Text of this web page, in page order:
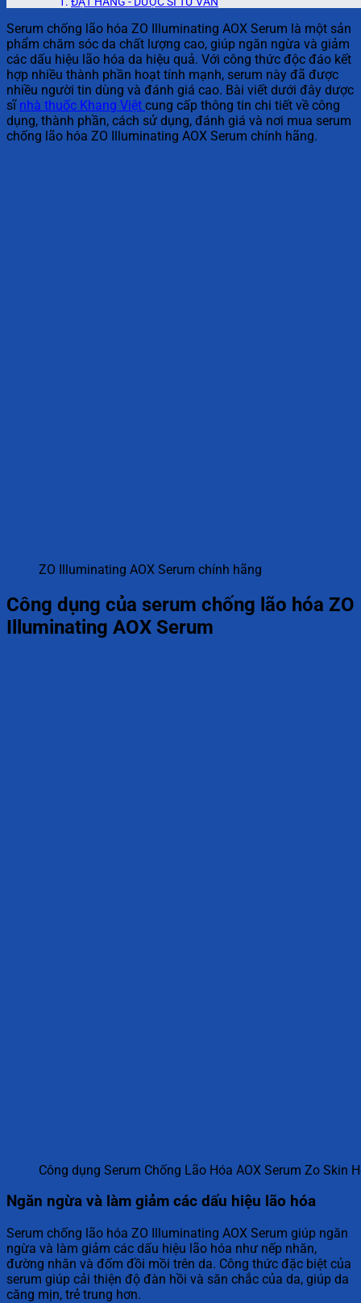
Serum chống lão hóa ZO Illuminating AOX Serum là một sản
phẩm chăm sóc da chất lượng cao, giúp ngăn ngừa và giảm
các dấu hiệu lão hóa da hiệu quả. Với công thức độc đáo kết
hợp nhiều thành phần hoạt tính mạnh, serum này đã được
nhiều người tin dùng và đánh giá cao. Bài viết dưới đây dược
sĩ nhà thuốc Khang Việt cung cấp thông tin chi tiết về công
dụng, thành phần, cách sử dụng, đánh giá và nơi mua serum
chống lão hóa ZO Illuminating AOX Serum chính hãng.
ZO Illuminating AOX Serum chính hãng
Công dụng của serum chống lão hóa ZO
Illuminating AOX Serum
Công dụng Serum Chống Lão Hóa AOX Serum Zo Skin
Ngăn ngừa và làm giảm các dấu hiệu lão hóa
Serum chống lão hóa ZO Illuminating AOX Serum giúp ngăn
ngừa và làm giảm các dấu hiệu lão hóa như nếp nhăn,
đường nhăn và đốm đồi mồi trên da. Công thức đặc biệt của
serum giúp cải thiện độ đàn hồi và săn chắc của da, giúp da
căng mịn, trẻ trung hơn.